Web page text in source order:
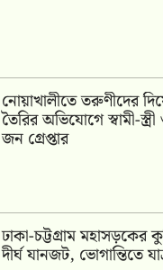
নোয়াখালীতে তরুণীদের
তৈরির অভিযোগে স্বামী-
জন গ্রেপ্তার
ঢাকা-চট্টগ্রাম মহাসড়কের
দীর্ঘ যানজট, ভোগান্তিতে